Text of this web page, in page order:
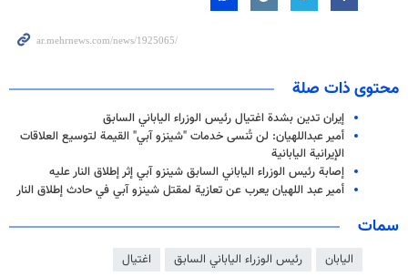
محتوى ذات صلة
إيران تدين بشدة اغتيال رئيس الوزراء الياباني السابق
أمير عبداللهيان: لن تُنسى خدمات "شينزو آبي" القيمة لتوسيع العلاقات
الإيرانية اليابانية
إصابة رئيس الوزراء الياباني السابق شينزو آبي إثر إطلاق النار عليه
أمير عبد اللهيان يعرب عن تعازية لمقتل شينزو آبي في حادث إطلاق النار
سمات
اليابان رئيس الوزراء الياباني السابق اغتيال